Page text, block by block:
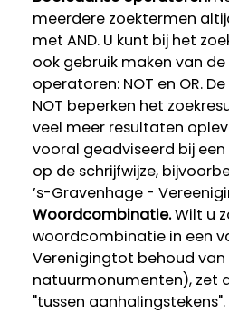
meerdere zoektermen
met AND. U kunt bij het
ook gebruik maken van
operatoren: NOT en OR.
NOT beperken het
veel meer resultaten
vooral geadviseerd bij
op de schrijfwijze,
’s-Gravenhage -
Woordcombinatie.Wilt u
woordcombinatie in een
Verenigingtot behoud van
natuurmonumenten), zet
"tussen aanhalingstekens".